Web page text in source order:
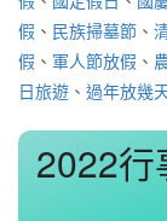
假 、 民族掃墓節 、
假 、 軍人節放假 、
日旅遊 、 過年放幾
2022行